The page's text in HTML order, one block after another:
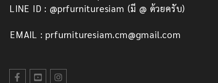
LINE ID : @prfurnituresiam (มี @ ด้วยครับ)
EMAIL : prfurnituresiam.cm@gmail.com